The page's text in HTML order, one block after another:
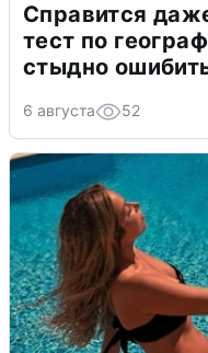
Справится
тест по
стыдно
6 августа 52